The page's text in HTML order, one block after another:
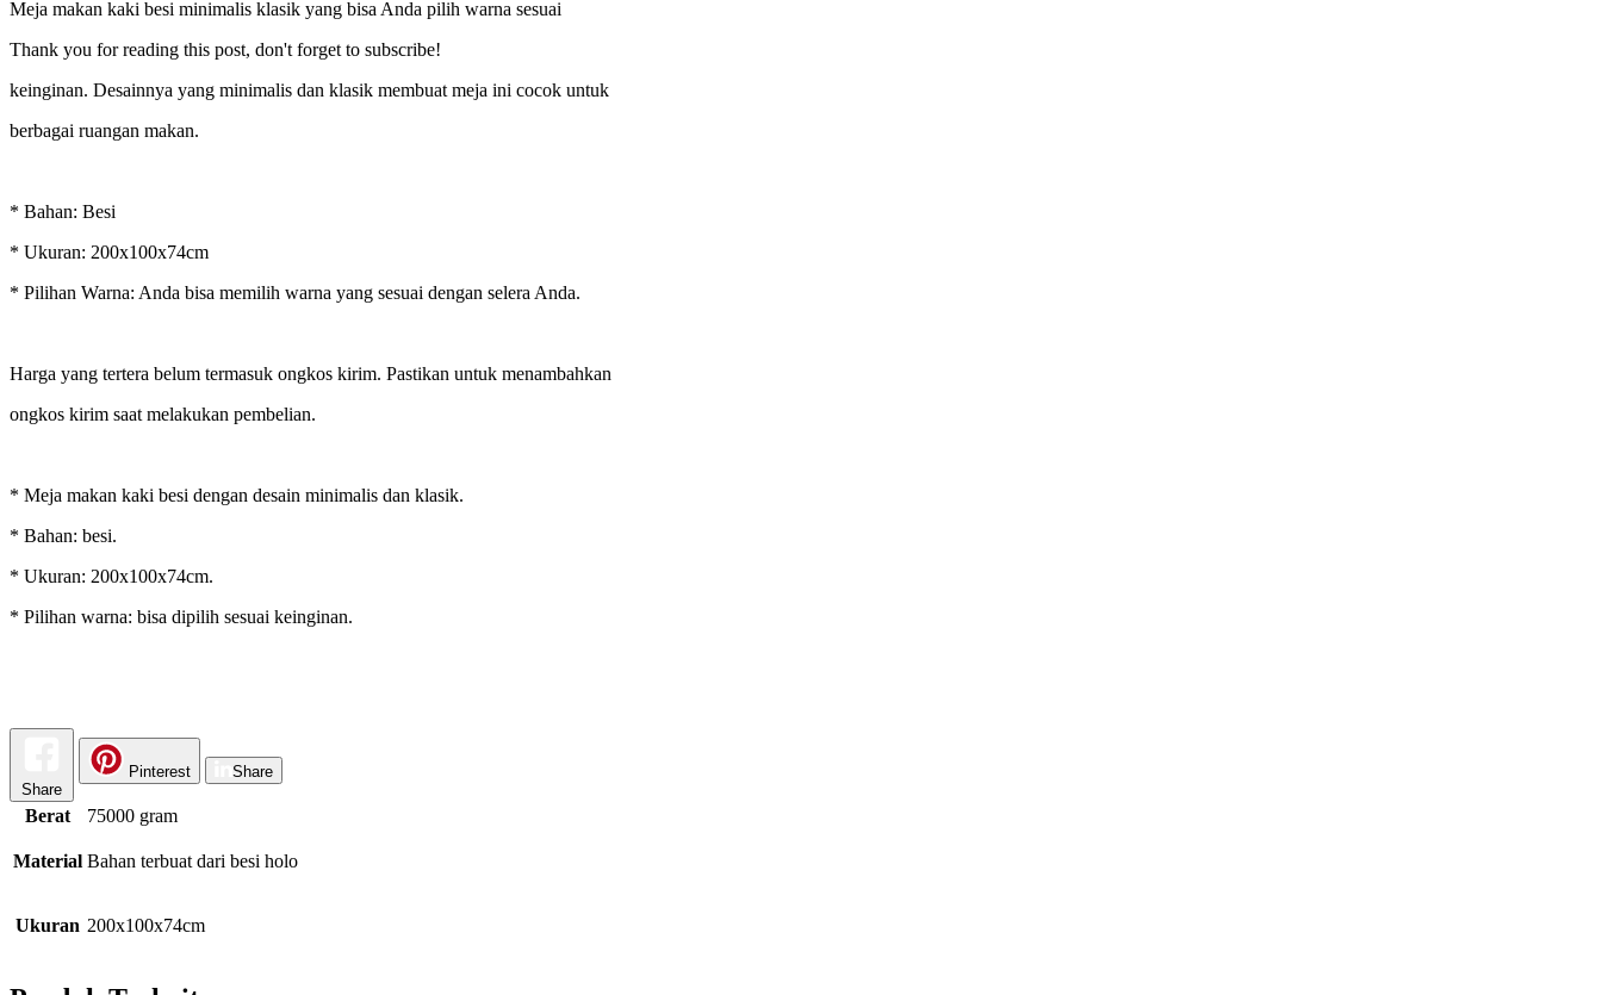
warna
Meja makan kaki besi minimalis klasik yang bisa Anda pilih warna sesuai
Thank you for reading this post, don't forget to subscribe!
keinginan. Desainnya yang minimalis dan klasik membuat meja ini cocok untuk
berbagai ruangan makan.
* Bahan: Besi
* Ukuran: 200x100x74cm
* Pilihan Warna: Anda bisa memilih warna yang sesuai dengan selera Anda.
Harga yang tertera belum termasuk ongkos kirim. Pastikan untuk menambahkan
ongkos kirim saat melakukan pembelian.
* Meja makan kaki besi dengan desain minimalis dan klasik.
* Bahan: besi.
* Ukuran: 200x100x74cm.
* Pilihan warna: bisa dipilih sesuai keinginan.
Share
Pinterest Share
Berat 75000 gram
Material Bahan terbuat dari besi holo
Ukuran 200x100x74cm